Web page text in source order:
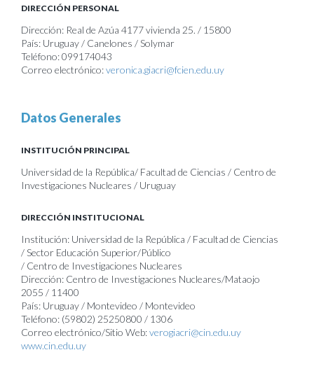
DIRECCIÓN PERSONAL
Dirección: Real de Azúa 4177 vivienda 25. / 15800
País: Uruguay / Canelones / Solymar
Teléfono: 099174043
Correo electrónico:veronica.giacri@fcien.edu.uy
Datos Generales
INSTITUCIÓN PRINCIPAL
Universidad de la República/ Facultad de Ciencias / Centro de
Investigaciones Nucleares / Uruguay
DIRECCIÓN INSTITUCIONAL
Institución: Universidad de la República / Facultad de Ciencias
/ Sector Educación Superior/Público
/ Centro de Investigaciones Nucleares
Dirección: Centro de Investigaciones Nucleares/Mataojo
2055 / 11400
País: Uruguay / Montevideo / Montevideo
Teléfono: (59802) 25250800 / 1306
Correo electrónico/Sitio Web:verogiacri@cin.edu.uy
www.cin.edu.uy